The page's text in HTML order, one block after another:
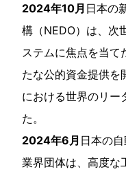
2024年10月 日本の
構（NEDO）は、次
ステムに焦点を当て
たな公的資金提供を
における世界のリー
た。
2024年6月 日本の
業界団体は、高度な